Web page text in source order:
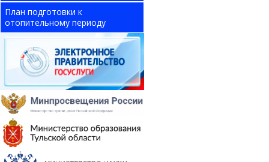
План подготовки к
отопительному периоду